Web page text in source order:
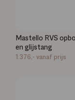
Mastello RVS
en glijstang
1.376,- vanaf prijs